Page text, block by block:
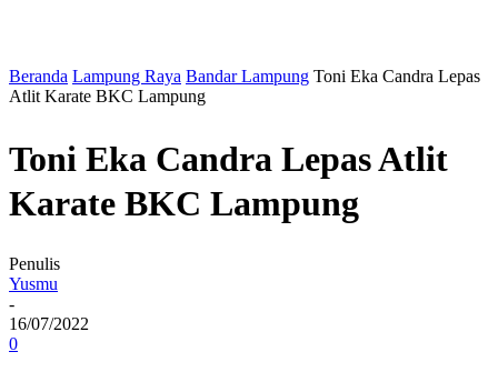
Beranda Lampung Raya Bandar Lampung Toni Eka Candra Lepas
Atlit Karate BKC Lampung
Toni Eka Candra Lepas Atlit
Karate BKC Lampung
Penulis
Yusmu
-
16/07/2022
0